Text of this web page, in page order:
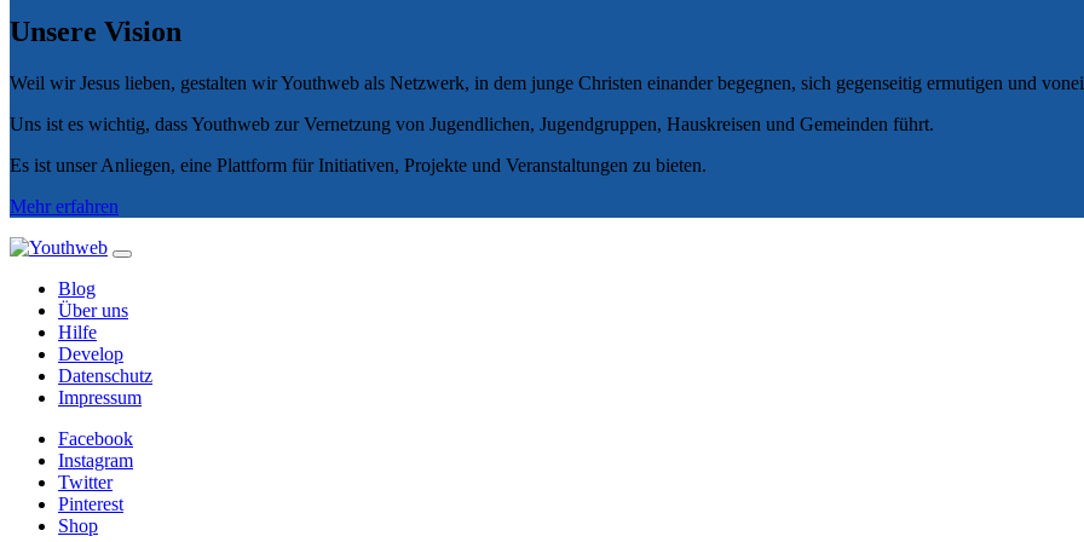
Unsere Vision
Weil wir Jesus lieben, gestalten wir Youthweb als Netzwerk, in dem junge Christen einander begegnen, sich gegenseitig ermutigen und
Uns ist es wichtig, dass Youthweb zur Vernetzung von Jugendlichen, Jugendgruppen, Hauskreisen und Gemeinden führt.
Es ist unser Anliegen, eine Plattform für Initiativen, Projekte und Veranstaltungen zu bieten.
Mehr erfahren
Blog
Über uns
Hilfe
Develop
Datenschutz
Impressum
Facebook
Instagram
Twitter
Pinterest
Shop